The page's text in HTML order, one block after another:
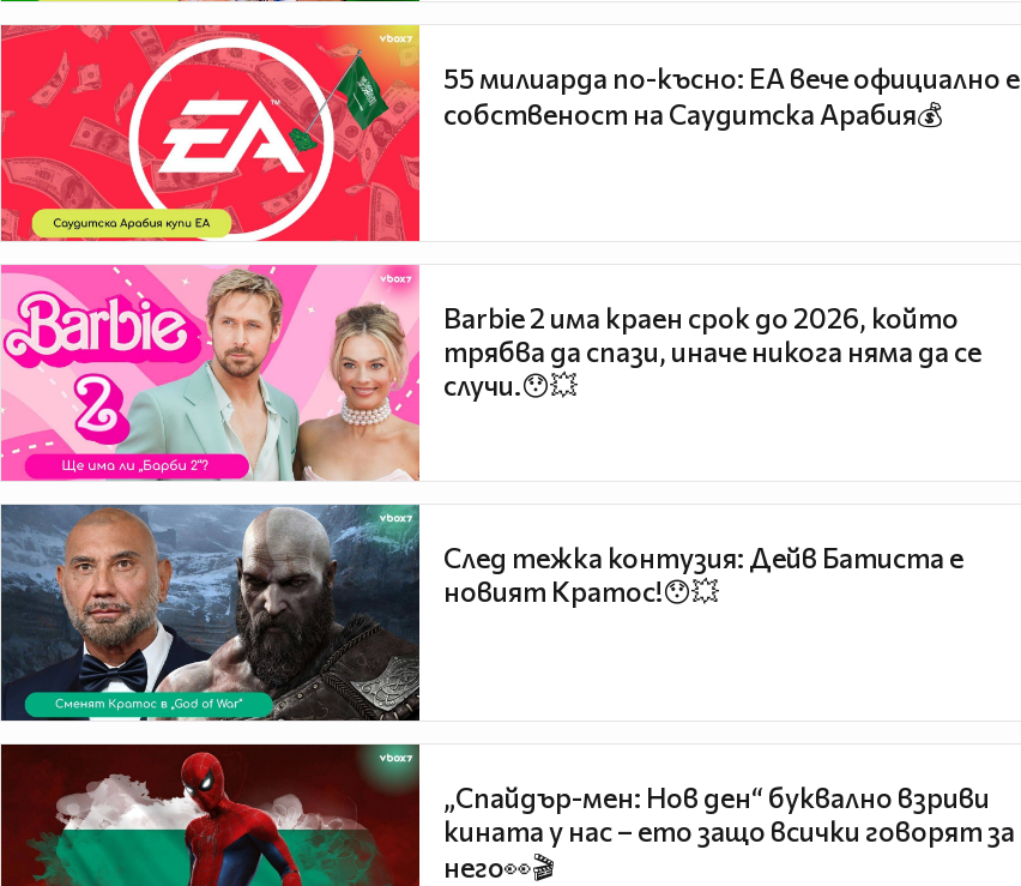
55 милиарда по-късно: EA вече официално е
собственост на Саудитска Арабия💰
Barbie 2 има краен срок до 2026, който
трябва да спази, иначе никога няма да се
случи.😯💥
След тежка контузия: Дейв Батиста е
новият Кратос!😯💥
„Спайдър-мен: Нов ден“ буквално взриви
кината у нас – ето защо всички говорят за
него👀🎬